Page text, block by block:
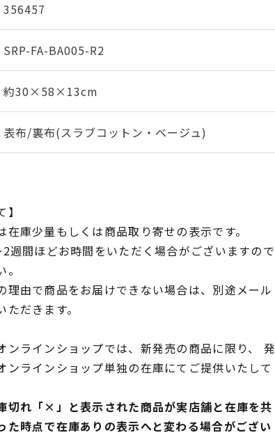
356457
SRP-FA-BA005-R2
約30×58×13cm
表布/裏布(スラブコットン・ベージュ)
庫少量もしくは商品取り寄せの表示です。
週間ほどお時間をいただく場合がございますので
理由で商品をお届けできない場合は、別途メール
だきます。
ンラインショップでは、新発売の商品に限り、 発
ンラインショップ単独の在庫にてご提供いたして
切れ「×」と表示された商品が実店舗と在庫を共
た時点で在庫ありの表示へと変わる場合がござい